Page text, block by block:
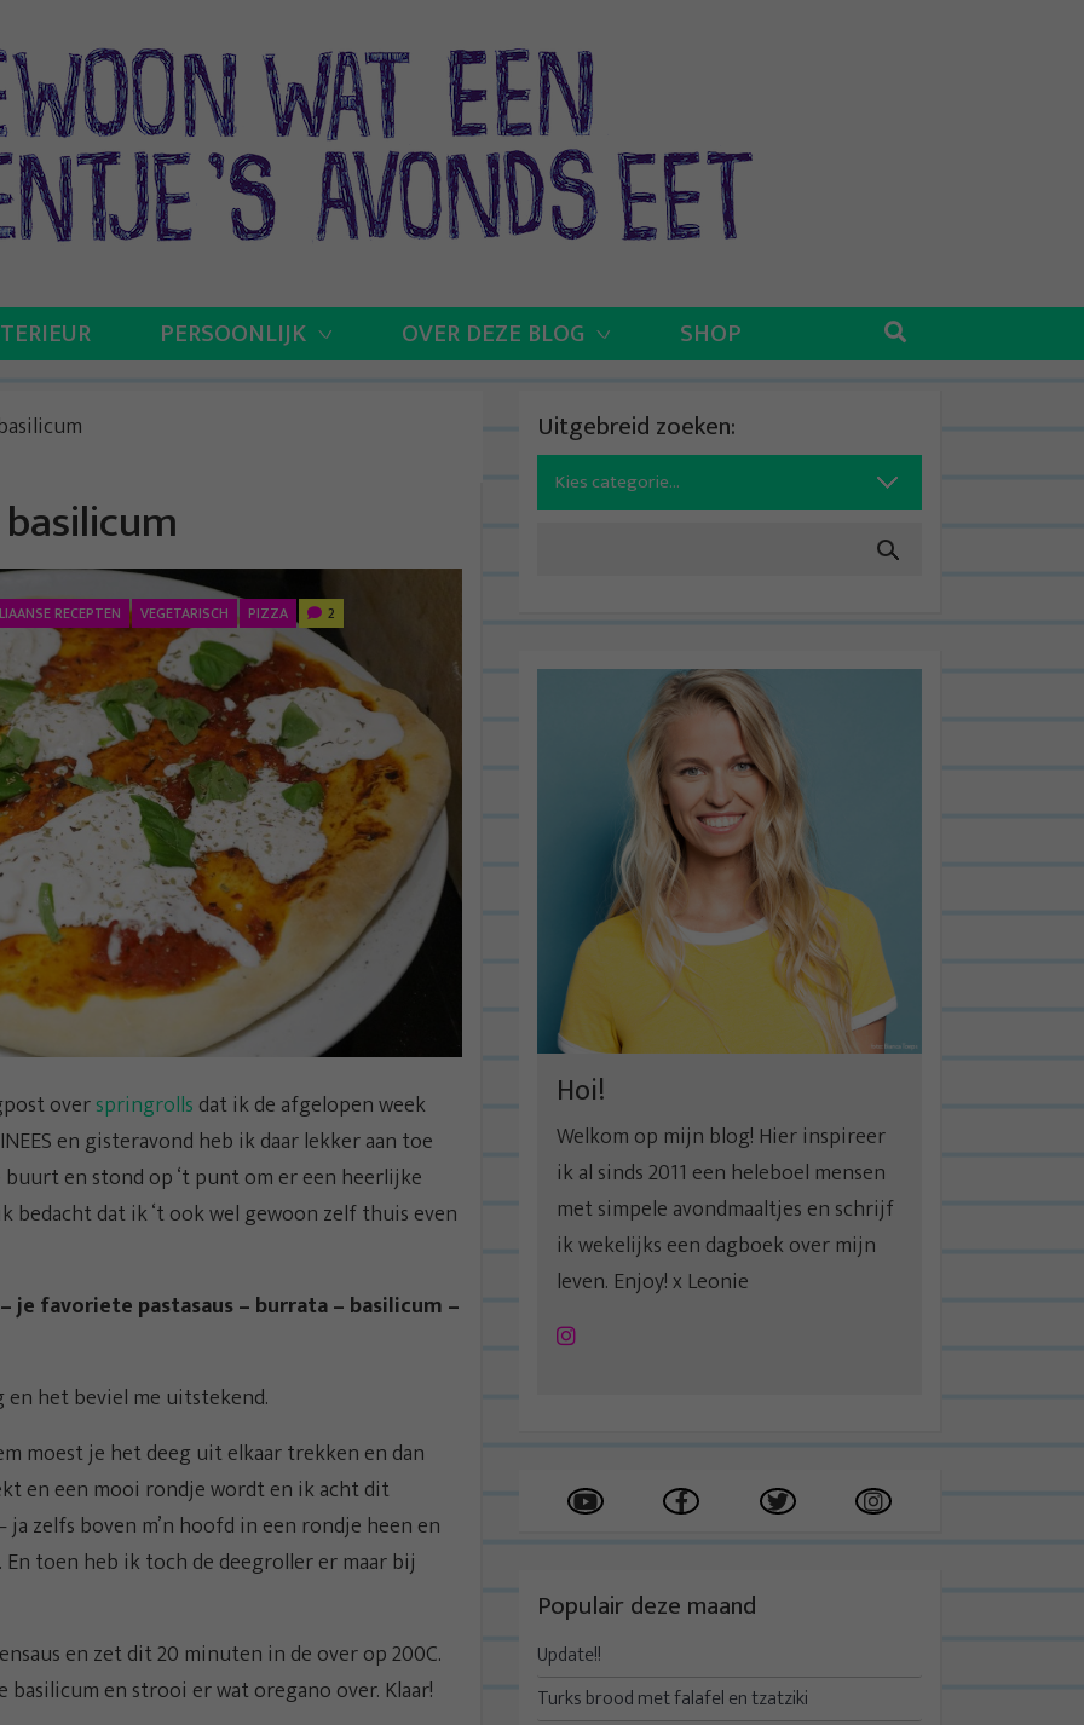
PERSOONLIJK OVER DEZE BLOG SHOP
RECEPTEN VEGETARISCH PIZZA 2
overspringrolls dat ik de afgelopen week
en gisteravond heb ik daar lekker aan toe
en stond op ‘t punt om er een heerlijke
bedacht dat ik ‘t ook wel gewoon zelf thuis even
je favoriete pastasaus – burrata – basilicum –
en het beviel me uitstekend.
moest je het deeg uit elkaar trekken en dan
en een mooi rondje wordt en ik acht dit
ja zelfs boven m’n hoofd in een rondje heen en
toen heb ik toch de deegroller er maar bij
en zet dit 20 minuten in de over op 200C.
basilicum en strooi er wat oregano over. Klaar!
Uitgebreid zoeken:
Search
for:
Hoi!
Welkom op mijn blog! Hier inspireer
ik al sinds 2011 een heleboel mensen
met simpele avondmaaltjes en schrijf
ik wekelijks een dagboek over mijn
leven. Enjoy! x Leonie
Instagram
Populair deze maand
Update!!
Turks brood met falafel en tzatziki